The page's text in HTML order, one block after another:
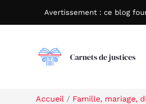
Avertissement : ce blog
Carnets de justices
Accueil Famille, mariage,